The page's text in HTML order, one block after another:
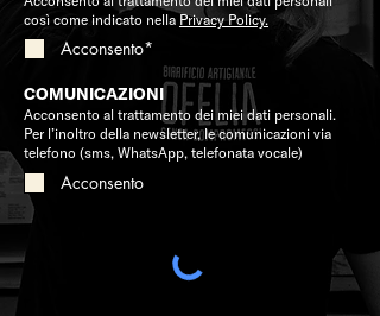
così come indicato nella Privacy Policy.
Acconsento*
COMUNICAZIONI
Acconsento al trattamento dei miei dati personali.
Per l’inoltro della newsletter, le comunicazioni via
telefono (sms, WhatsApp, telefonata vocale)
Acconsento